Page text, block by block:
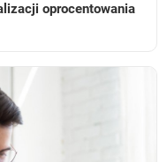
oprocentowania